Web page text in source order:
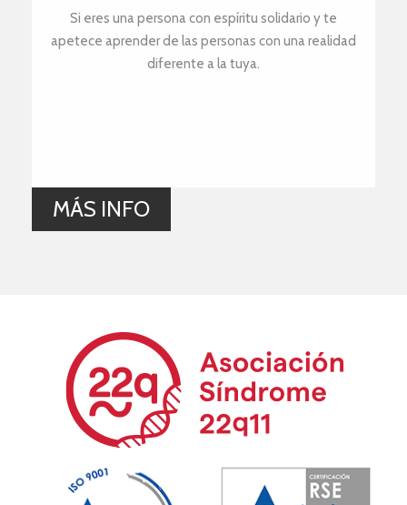
Si eres una persona con espíritu solidario y te
apetece aprender de las personas con una realidad
diferente a la tuya.
MÁS INFO